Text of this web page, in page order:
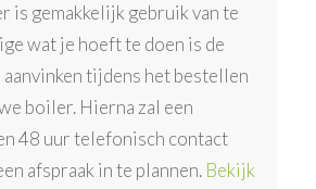
is gemakkelijk gebruik van te
wat je hoeft te doen is de
tijdens het bestellen
boiler. Hierna zal een
48 uur telefonisch contact
afspraak in te plannen. Bekijk